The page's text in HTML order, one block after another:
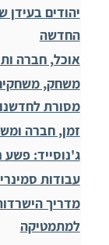
יהודים
החדשה
אוכל, חברה
משחק,
מסורת
זמן, חברה
ג'נוסייד: פשע
עבודות
מדריך
למתמטיקה